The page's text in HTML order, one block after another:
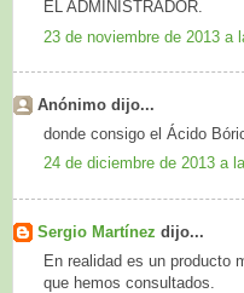
EL ADMINISTRADOR.
23 de noviembre de 2013 a
Anónimo dijo...
donde consigo el Ácido
24 de diciembre de 2013 a
Sergio Martínez dijo...
En realidad es un producto
que hemos consultados.